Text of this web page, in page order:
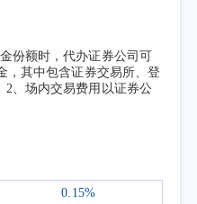
斜。产业层面，人
，细分领域景气度
务消费、线下零售
轮动，中小盘板块
指数覆盖的专精特
份额时，代办证券公司可
，其中包含证券交易所、登
、场内交易费用以证券公
0.15%